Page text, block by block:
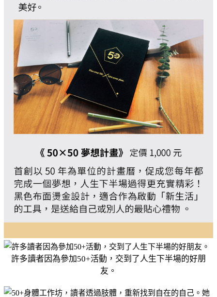
許多讀者因為參加50+活動，交到了人生下半場的好朋
友。